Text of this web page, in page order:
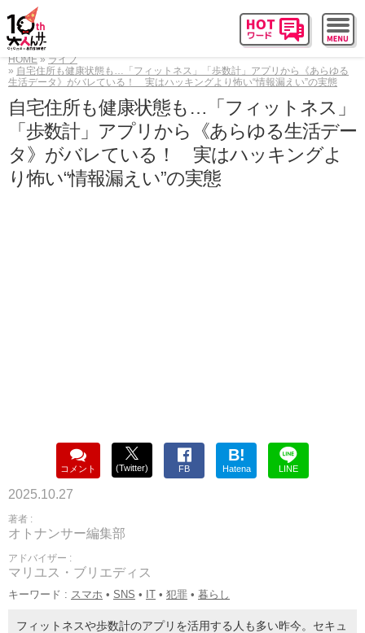
HOME
ライフ
自宅住所も健康状態も…「フィットネス」「歩数計」アプリから《あらゆる
生活データ》がバレている！ 実はハッキングより怖い“情報漏えい”の実態
自宅住所も健康状態も…「フィットネス」
「歩数計」アプリから《あらゆる生活デー
タ》がバレている！ 実はハッキングよ
り怖い“情報漏えい”の実態
コメント (Twitter) FB
B!
Hatena LINE
2025.10.27
著者 :
オトナンサー編集部
アドバイザー :
マリユス・ブリエディス
キーワード : スマホ • SNS • IT • 犯罪 • 暮らし
フィットネスや歩数計のアプリを活用する人も多い昨今。セキュ